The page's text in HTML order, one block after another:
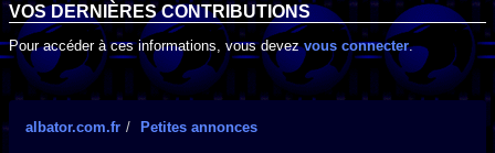
VOS DERNIÈRES CONTRIBUTIONS
Pour accéder à ces informations, vous devezvous connecter.
albator.com.fr Petites annonces